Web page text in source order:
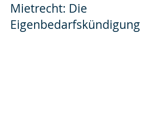
Mietrecht: Die
Eigenbedarfskündigung